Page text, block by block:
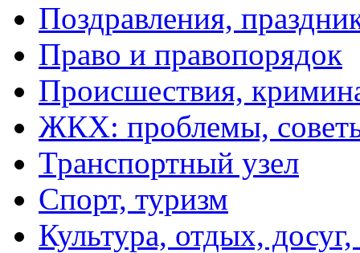
Поздравления,
Право и правопорядок
Происшествия,
ЖКХ: проблемы,
Транспортный узел
Спорт, туризм
Культура, отдых,